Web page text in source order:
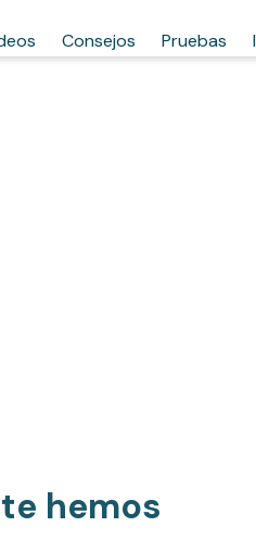
Consejos Pruebas
hemos